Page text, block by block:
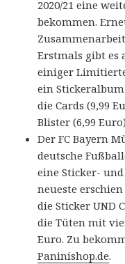
2020/21 eine
bekommen.
Erstmals gibt es
einiger
ein
die Cards (9,99
Blister (6,99
Der FC Bayern
deutsche
eine Sticker-
neueste
die Sticker UND
die Tüten mit
Euro. Zu
Paninishop.de.